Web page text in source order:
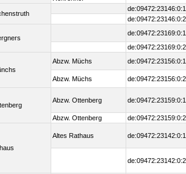
de:09472:23146:0:1
de:09472:23146:0:2
de:09472:23169:0:1
de:09472:23169:0:2
Abzw. Müchs de:09472:23156:0:1
Abzw. Müchs de:09472:23156:0:2
Abzw. Ottenberg de:09472:23159:0:1
Abzw. Ottenberg de:09472:23159:0:2
Altes Rathaus de:09472:23142:0:1
de:09472:23142:0:2